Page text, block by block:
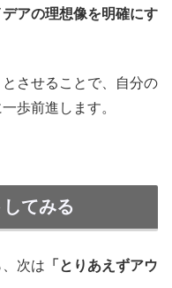
デアの理想像を明確にす
させることで、自分の
歩前進します。
てみる
次は 「とりあえずアウ